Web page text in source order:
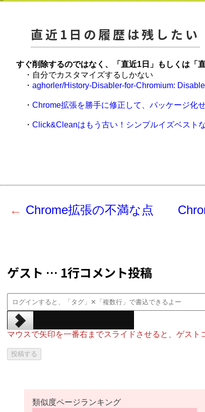
直近1日の履歴は残したい
すぐ削除するのではなく、「直近1日」もしくは「
・自分でカスタマイズするしかない
・ aghorler/History-Disabler-for-Chromium:
・ Chrome拡張を勝手に修正して、パッケージ化
・ Click&Cleanはもう古い！シンプルイズベスト
Chrome拡張の不満な点
ゲスト … 1行コメント投稿
マウスで矢印を一番右までスライドさせると、ゲスト
類似度ページランキング